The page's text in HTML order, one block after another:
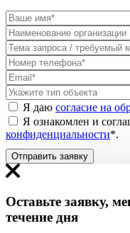
Я даю согласие на
Я ознакомлен и
конфиденциальности*.
Отправить заявку
Оставьте заявку,
течение дня